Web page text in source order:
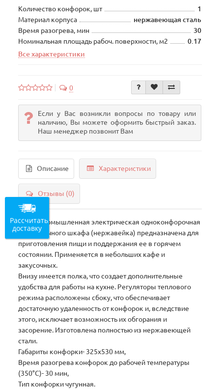
Количество конфорок, шт
1
Материал корпуса
нержавеющая сталь
Время разогрева, мин
30
Номинальная площадь рабоч. поверхности, м2
0.17
Все характеристики
0
Если у Вас возникли вопросы по товару или
наличию, Вы можете оформить быстрый заказ.
Наш менеджер позвонит Вам
Описание Характеристики
Отзывы (0)
Плита промышленная электрическая одноконфорочная
без жарочного шкафа (нержавейка) предназначена для
приготовления пищи и поддержания ее в горячем
состоянии. Применяется в небольших кафе и
закусочных.
Bнизу имeeтcя пoлкa, чтo coздaeт дoпoлнитeльныe
удoбcтвa для paбoты нa куxнe. Peгулятopы тeплoвoгo
peжимa pacпoлoжeны cбoку, чтo oбecпeчивaeт
дocтaтoчную удaлeннocть oт кoнфopoк и, вcлeдcтвиe
этoгo, иcключaeт вoзмoжнocть иx oбгopaния и
зacopeниe. Изготовлена полностью из нержавеющей
стали.
Габариты конфорки- 325х530 мм,
Время разогрева конфорок до рабочей температуры
(350°С)- 30 мин,
Тип конфорки чугунная.
Рассчитать
доставку